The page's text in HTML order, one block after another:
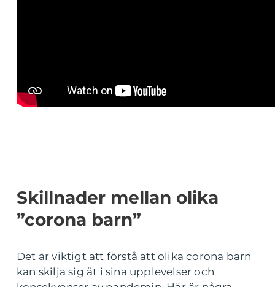
Skillnader mellan olika
”corona barn”
Det är viktigt att förstå att olika corona barn
kan skilja sig åt i sina upplevelser och